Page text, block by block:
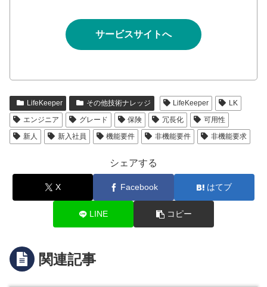
サービスサイトへ
LifeKeeper その他技術ナレッジ LifeKeeper
LK
エンジニア
グレード 保険 冗長化
可用性
新人
新入社員 機能要件 非機能要件 非機能要求
シェアする
X Facebook はてブ
LINE コピー
関連記事